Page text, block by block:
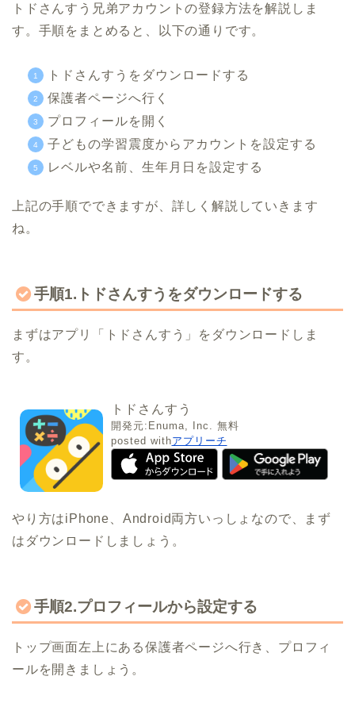
トドさんすう兄弟アカウントの登録方法を解説しま
す。手順をまとめると、以下の通りです。
トドさんすうをダウンロードする
保護者ページへ行く
プロフィールを開く
子どもの学習震度からアカウントを設定する
レベルや名前、生年月日を設定する
上記の手順でできますが、詳しく解説していきます
ね。
手順1.トドさんすうをダウンロードする
まずはアプリ「トドさんすう」をダウンロードしま
す。
トドさんすう
開発元: Enuma, Inc.
無料
posted withアプリーチ
やり方はiPhone、Android両方いっしょなので、まず
はダウンロードしましょう。
手順2.プロフィールから設定する
トップ画面左上にある保護者ページへ行き、プロフィ
ールを開きましょう。